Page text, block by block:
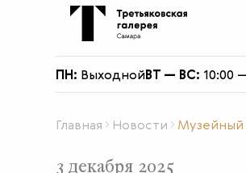
ПН: ВыходнойВТ — ВС: 10:00
О филиале
Главная Новости Музейный
3 декабря 2025